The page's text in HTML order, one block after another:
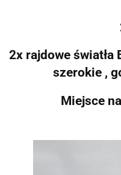
2x rajdowe
szerokie ,
Miejsce